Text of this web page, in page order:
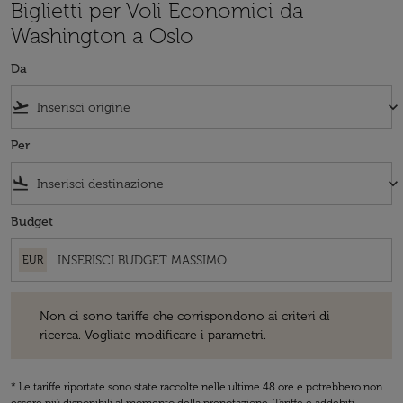
Biglietti per Voli Economici da
Washington a Oslo
Da
flight_takeoff keyboard_arrow_down
Per
flight_land keyboard_arrow_down
Budget
EUR
Non ci sono tariffe che corrispondono ai criteri di
ricerca. Vogliate modificare i parametri.
* Le tariffe riportate sono state raccolte nelle ultime 48 ore e potrebbero non